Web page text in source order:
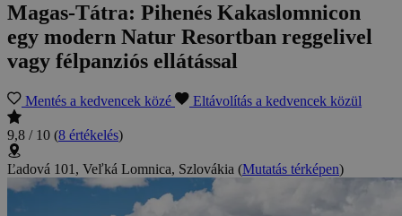
Magas-Tátra: Pihenés Kakaslomnicon
egy modern Natur Resortban reggelivel
vagy félpanziós ellátással
Mentés a kedvencek közé Eltávolítás a kedvencek közül
9,8 / 10 (8 értékelés)
Ľadová 101, Veľká Lomnica, Szlovákia (Mutatás térképen)